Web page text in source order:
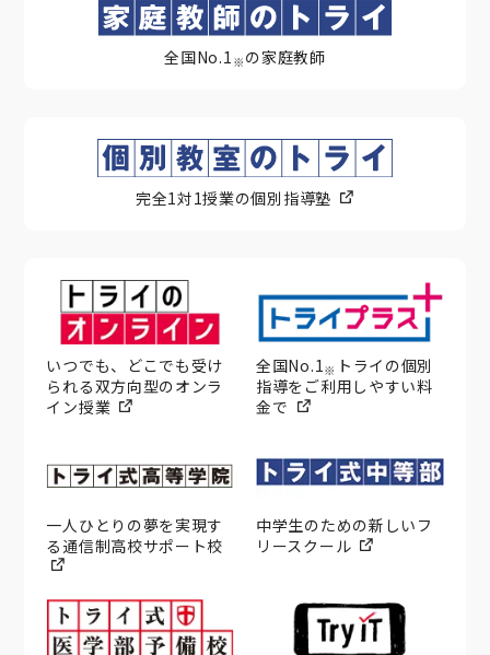
全国No.1 ※ の家庭教師
完全1対1授業の個別指導塾
いつでも、どこでも受け
られる双方向型のオンラ
イン授業
全国No.1※ トライの個別
指導をご利用しやすい料
金で
一人ひとりの夢を実現す
る通信制高校サポート校
中学生のための新しいフ
リースクール